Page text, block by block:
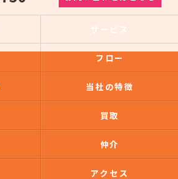
サービス
フロー
当社の特徴
買取
仲介
アクセス